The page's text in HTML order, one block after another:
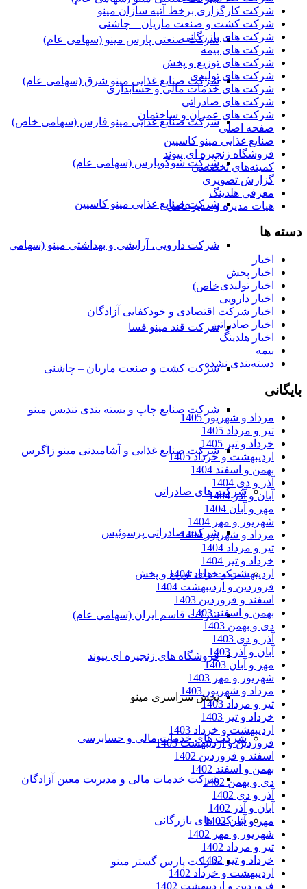
شرکت صنعتی پارس مینو (سهامی عام)
شرکت صنایع غذایی مینو شرق (سهامی عام)
شرکت صنایع غذایی مینو فارس (سهامی خاص)
شرکت شوکوپارس (سهامی عام)
شرکت صنایع غذایی مینو کاسپین
شرکت دارویی، آرایشی و بهداشتی مینو (سهامی
خاص)
شرکت قند مینو فسا
شرکت کشت و صنعت ماریان – چاشنی
شرکت صنایع چاپ و بسته بندی تندیس مینو
شرکت صنایع غذایی و آشامیدنی مینو زاگرس
شرکت های صادراتی
شرکت صادراتی پرسوئیس
شرکت های توزیع و پخش
شرکت قاسم ایران (سهامی عام)
فروشگاه های زنجیره ای پیوند
پخش سراسری مینو
شرکت های خدمات مالی و حسابرسی
شرکت خدمات مالی و مدیریت معین آزادگان
شرکت های بازرگانی
شرکت پارس گستر مینو
شرکت کارگزاری برخط آتیه سازان مینو
شرکت کشت و صنعت ماریان – چاشنی
شرکت های بازرگانی
شرکت های بیمه
شرکت های توزیع و پخش
شرکت های تولیدی
شرکت های خدمات مالی و حسابداری
شرکت های صادراتی
شرکت های عمران و ساختمان
صفحه اصلی
صنایع غذایی مینو کاسپین
فروشگاه زنجیره ای پیوند
کمیته‌های تخصصی
گزارش تصویری
معرفی هلدینگ
هیات مدیره و مدیرعامل
دسته ها
اخبار
اخبار پخش
اخبار تولیدی
اخبار دارویی
اخبار شرکت اقتصادی و خودکفایی آزادگان
اخبار صادراتی
اخبار هلدینگ
بیمه
دسته‌بندی نشده
بایگانی
مرداد و شهریور 1405
تیر و مرداد 1405
خرداد و تیر 1405
اردیبهشت و خرداد 1405
بهمن و اسفند 1404
آذر و دی 1404
آبان و آذر 1404
مهر و آبان 1404
شهریور و مهر 1404
مرداد و شهریور 1404
تیر و مرداد 1404
خرداد و تیر 1404
اردیبهشت و خرداد 1404
فروردین و اردیبهشت 1404
اسفند و فروردین 1403
بهمن و اسفند 1403
دی و بهمن 1403
آذر و دی 1403
آبان و آذر 1403
مهر و آبان 1403
شهریور و مهر 1403
مرداد و شهریور 1403
تیر و مرداد 1403
خرداد و تیر 1403
اردیبهشت و خرداد 1403
فروردین و اردیبهشت 1403
اسفند و فروردین 1402
بهمن و اسفند 1402
دی و بهمن 1402
آذر و دی 1402
آبان و آذر 1402
مهر و آبان 1402
شهریور و مهر 1402
تیر و مرداد 1402
خرداد و تیر 1402
اردیبهشت و خرداد 1402
فروردین و اردیبهشت 1402